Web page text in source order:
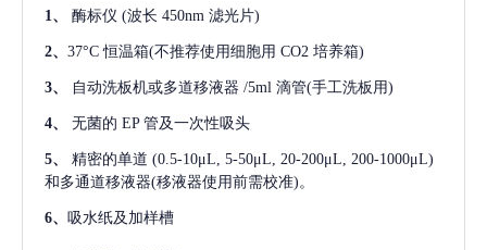
1、 酶标仪 (波长 450nm 滤光片)
2、 37°C 恒温箱(不推荐使用细胞用 CO2 培养箱)
3、 自动洗板机或多道移液器 /5ml 滴管(手工洗板用)
4、 无菌的 EP 管及一次性吸头
5、 精密的单道 (0.5-10μL, 5-50μL, 20-200μL, 200-1000μL)
和多通道移液器(移液器使用前需校准)。
6、 吸水纸及加样槽